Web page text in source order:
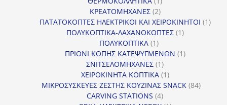
προϊόν
ΚΡΕΑΤΟΜΗΧΑΝΕΣ 22
προϊόντα
ΠΑΤΑΤΟΚΟΠΤΕΣ ΗΛΕΚΤΡΙΚΟΙ ΚΑΙ ΧΕΙΡΟΚΙΝΗΤΟΙ 11
ΠΟΛΥΚΟΠΤΙΚΑ-ΛΑΧΑΝΟΚΟΠΤΕΣ 11
ΠΟΛΥΚΟΠΤΙΚΑ 11
προϊόν
ΠΡΙΟΝΙ ΚΟΠΗΣ ΚΑΤΕΨΥΓΜΕΝΩΝ 11
ΣΝΙΤΣΕΛΟΜΗΧΑΝΕΣ 11
προϊόν
ΧΕΙΡΟΚΙΝΗΤΑ ΚΟΠΤΙΚΑ 11
προϊόν
ΜΙΚΡΟΣΥΣΚΕΥΕΣ ΖΕΣΤΗΣ ΚΟΥΖΙΝΑΣ SNACK 8484
CARVING STATIONS 44